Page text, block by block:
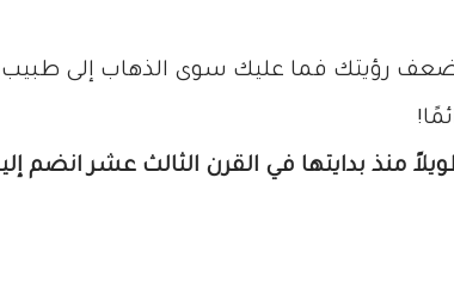
رؤيتك فما عليك سوى الذهاب إلى
منذ بدايتها في القرن الثالث عشر انضم